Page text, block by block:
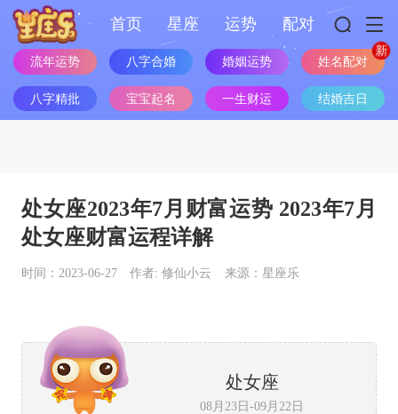
首页 星座 运势 配对
流年运势 八字合婚 婚姻运势 姓名配对
八字精批 宝宝起名 一生财运 结婚吉日
处女座2023年7月财富运势 2023年7月
处女座财富运程详解
时间：2023-06-27 作者: 修仙小云 来源：星座乐
处女座
08月23日-09月22日